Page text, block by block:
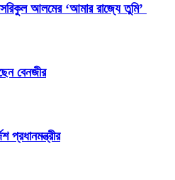
আলমের ‘আমার রাজ্যে তুমি’
বেনজীর
প্রধানমন্ত্রীর